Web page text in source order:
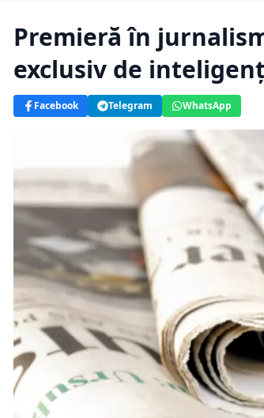
Premieră în
exclusiv de
Facebook Telegram WhatsApp